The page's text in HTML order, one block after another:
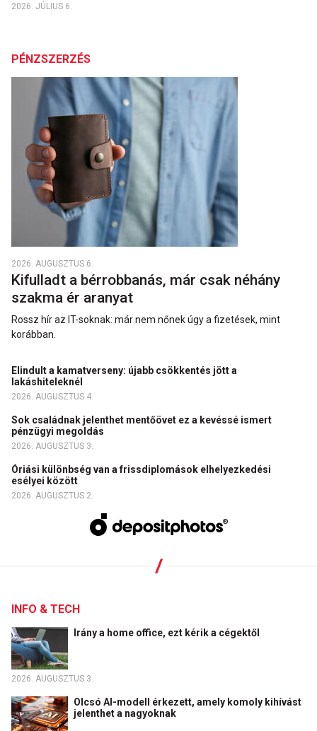
2026. JÚLIUS 6.
PÉNZSZERZÉS
2026. AUGUSZTUS 6.
Kifulladt a bérrobbanás, már csak néhány
szakma ér aranyat
Rossz hír az IT-soknak: már nem nőnek úgy a fizetések, mint
korábban.
Elindult a kamatverseny: újabb csökkentés jött a
lakáshiteleknél
2026. AUGUSZTUS 4.
Sok családnak jelenthet mentőövet ez a kevéssé ismert
pénzügyi megoldás
2026. AUGUSZTUS 3.
Óriási különbség van a frissdiplomások elhelyezkedési
esélyei között
2026. AUGUSZTUS 2.
INFO & TECH
Irány a home office, ezt kérik a cégektől
2026. AUGUSZTUS 3.
Olcsó AI-modell érkezett, amely komoly kihívást
jelenthet a nagyoknak